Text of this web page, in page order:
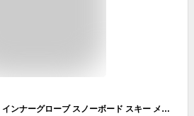
ノースピーク(north peak) インナーグローブ スノーボード スキー メンズ レディース 【タッチパネル対応】 NP-4447 BK L